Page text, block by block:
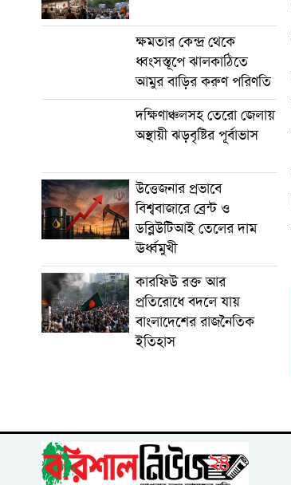
ক্ষমতার কেন্দ্র থেকে
ধ্বংসস্তূপে ঝালকাঠিতে
আমুর বাড়ির করুণ পরিণতি
দক্ষিণাঞ্চলসহ তেরো জেলায়
অস্থায়ী ঝড়বৃষ্টির পূর্বাভাস
উত্তেজনার প্রভাবে
বিশ্ববাজারে ব্রেন্ট ও
ডব্লিউটিআই তেলের দাম
ঊর্ধ্বমুখী
কারফিউ রক্ত আর
প্রতিরোধে বদলে যায়
বাংলাদেশের রাজনৈতিক
ইতিহাস